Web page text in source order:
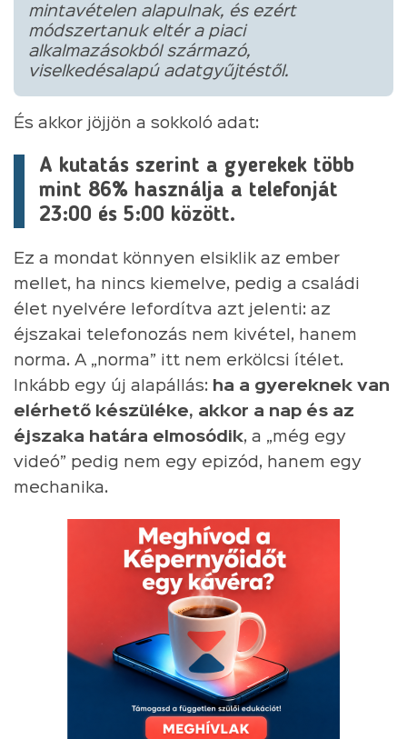
mintavételen alapulnak, és ezért
módszertanuk eltér a piaci
alkalmazásokból származó,
viselkedésalapú adatgyűjtéstől.
És akkor jöjjön a sokkoló adat:
A kutatás szerint a gyerekek több
mint 86% használja a telefonját
23:00 és 5:00 között.
Ez a mondat könnyen elsiklik az ember
mellet, ha nincs kiemelve, pedig a családi
élet nyelvére lefordítva azt jelenti: az
éjszakai telefonozás nem kivétel, hanem
norma. A „norma” itt nem erkölcsi ítélet.
Inkább egy új alapállás: ha a gyereknek van
elérhető készüléke, akkor a nap és az
éjszaka határa elmosódik, a „még egy
videó” pedig nem egy epizód, hanem egy
mechanika.